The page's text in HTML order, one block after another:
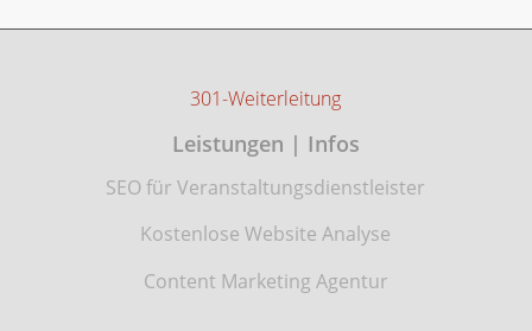
301-Weiterleitung
Leistungen | Infos
SEO für Veranstaltungsdienstleister
Kostenlose Website Analyse
Content Marketing Agentur